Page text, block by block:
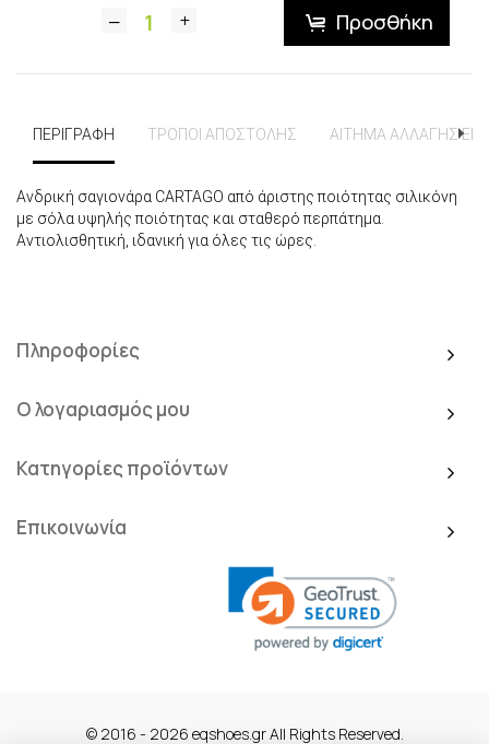
Προσθήκη
ΠΕΡΙΓΡΑΦΗ ΤΡΟΠΟΙ ΑΠΟΣΤΟΛΗΣ ΑΙΤΗΜΑ ΑΛΛΑΓΗΣ
Ανδρική σαγιονάρα CARTAGO από άριστης ποιότητας σιλικόνη
με σόλα υψηλής ποιότητας και σταθερό περπάτημα.
Αντιολισθητική, ιδανική για όλες τις ώρες.
Πληροφορίες
Ο λογαριασμός μου
Κατηγορίες προϊόντων
Επικοινωνία
© 2016 - 2026 eqshoes.gr All Rights Reserved.